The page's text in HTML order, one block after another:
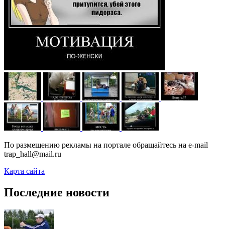
По размещению рекламы на портале обращайтесь на e-mail
trap_hall@mail.ru
Карта сайта
Последние новости